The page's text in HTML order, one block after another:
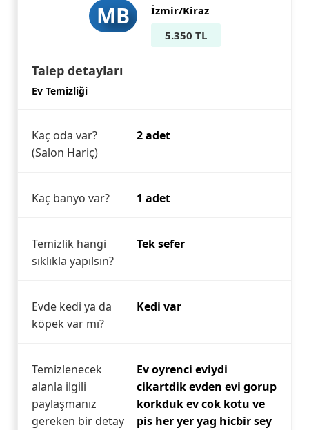
MB
İzmir/Kiraz
5.350 TL
Talep detayları
Ev Temizliği
Kaç oda var?
(Salon Hariç)
2 adet
Kaç banyo var? 1 adet
Temizlik hangi
sıklıkla yapılsın?
Tek sefer
Evde kedi ya da
köpek var mı?
Kedi var
Temizlenecek
alanla ilgili
paylaşmanız
gereken bir detay
Ev oyrenci eviydi
cikartdik evden evi gorup
korkduk ev cok kotu ve
pis her yer yag hicbir sey